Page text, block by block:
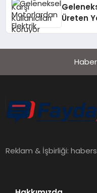
Üreten
Reklam & İşbirliği: